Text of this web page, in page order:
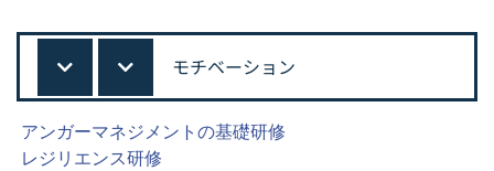
モチベーション
アンガーマネジメントの基礎研修
レジリエンス研修